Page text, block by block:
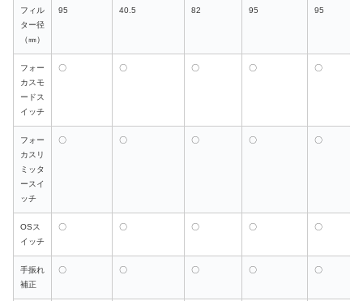
フィル
ター径
（㎜）
95 40.5 82 95 95
フォー
カスモ
ードス
イッチ
〇 〇 〇 〇 〇
フォー
カスリ
ミッタ
ースイ
ッチ
〇 〇 〇 〇 〇
OSス
イッチ
〇 〇 〇 〇 〇
手振れ
補正
〇 〇 〇 〇 〇